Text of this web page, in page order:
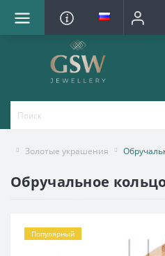
Золотые украшения
Обручальное
Популярный